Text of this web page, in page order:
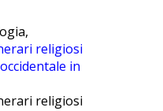
religiosi
in
religiosi